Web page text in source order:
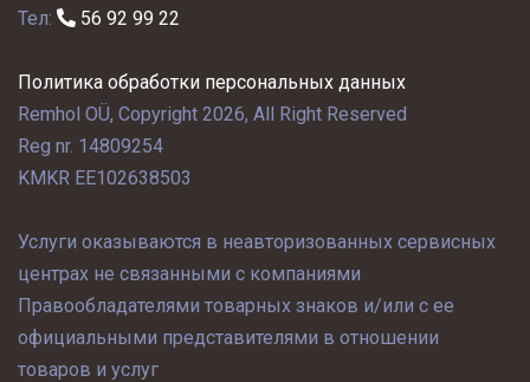
Тел:
56 92 99 22
Политика обработки персональных данных
Remhol OÜ, Copyright 2026, All Right Reserved
Reg nr. 14809254
KMKR EE102638503
Услуги оказываются в неавторизованных сервисных
центрах не связанными с компаниями
Правообладателями товарных знаков и/или с ее
официальными представителями в отношении
товаров и услуг